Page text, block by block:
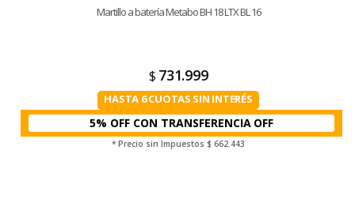
Martillo a batería Metabo BH 18 LTX BL 16
$ 731.999
HASTA 6 CUOTAS SIN INTERÉS
5% OFF CON TRANSFERENCIA
* Precio sin Impuestos $ 662.443